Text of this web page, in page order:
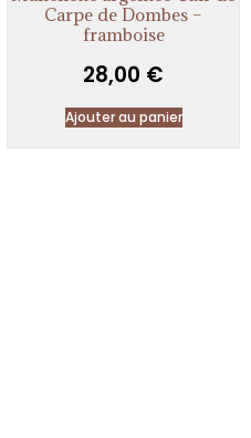
Carpe de Dombes –
framboise
28,00 €
Ajouter au panier